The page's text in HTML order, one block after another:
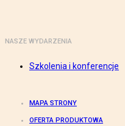
NASZE WYDARZENIA
Szkolenia i konferencje
MAPA STRONY
OFERTA PRODUKTOWA